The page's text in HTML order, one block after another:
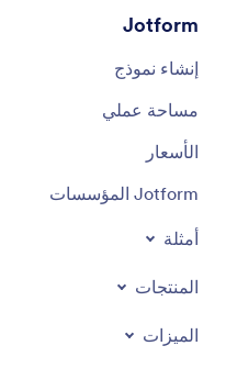
Jotform
إنشاء نموذج
مساحة عملي
الأسعار
Jotform المؤسسات
أمثلة
المنتجات
الميزات